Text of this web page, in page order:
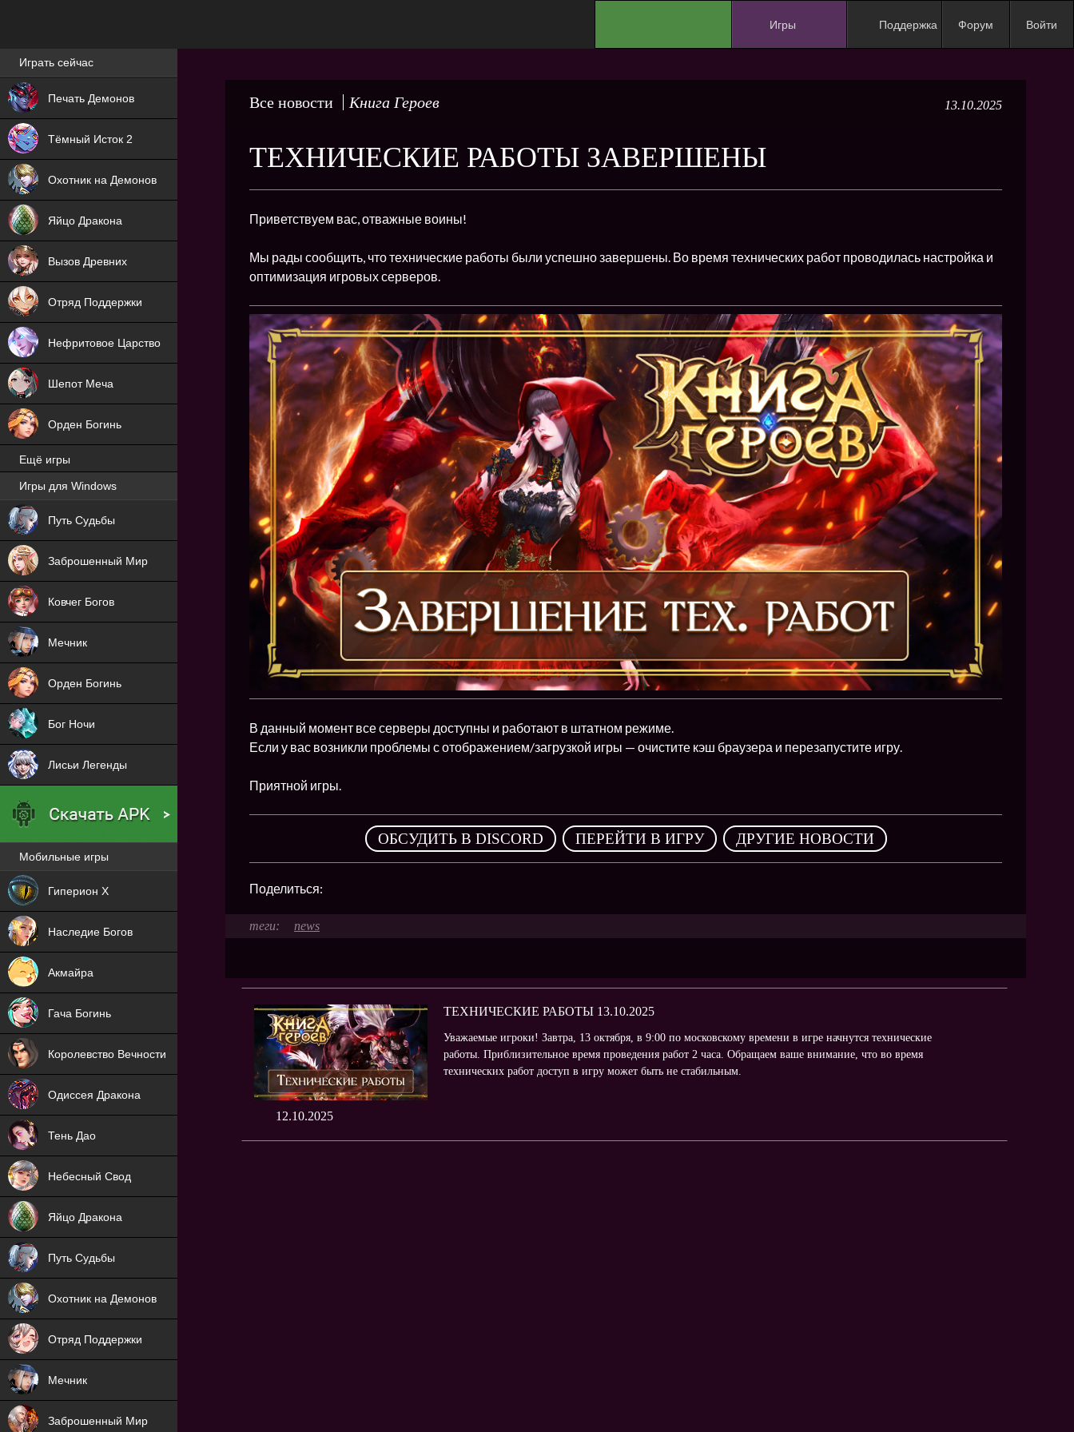
Игры
NEW
NEW
NEW
NEW
NEW
ХИТ
HIT
HIT
Поддержка Форум Войти
Все новости Книга Героев 13.10.2025
ТЕХНИЧЕСКИЕ РАБОТЫ ЗАВЕРШЕНЫ
Приветствуем вас, отважные воины!
Мы рады сообщить, что технические работы были успешно завершены. Во время технических работ проводилась настройка и
оптимизация игровых серверов.
В данный момент все серверы доступны и работают в штатном режиме.
Если у вас возникли проблемы с отображением/загрузкой игры — очистите кэш браузера и перезапустите игру.
Приятной игры.
ОБСУДИТЬ В DISCORD , ПЕРЕЙТИ В ИГРУ , ДРУГИЕ НОВОСТИ
Поделиться:
news
12.10.2025
ТЕХНИЧЕСКИЕ РАБОТЫ 13.10.2025
Уважаемые игроки! Завтра, 13 октября, в 9:00 по московскому времени в игре начнутся технические
работы. Приблизительное время проведения работ 2 часа. Обращаем ваше внимание, что во время
технических работ доступ в игру может быть не стабильным.
Лучшие игры онлайн
Играть сейчас
Печать Демонов
NEW
Тёмный Исток 2
NEW
Охотник на Демонов
ХИТ
Яйцо Дракона
NEW
Вызов Древних
ХИТ
Отряд Поддержки
ХИТ
Нефритовое Царство
Шепот Меча
Орден Богинь
Ещё игры
Игры для Windows
Путь Судьбы
Заброшенный Мир
NEW
Ковчег Богов
Мечник
Орден Богинь
Бог Ночи
Лисьи Легенды
Мобильные игры
Гиперион Х
Наследие Богов
NEW
Акмайра
NEW
Гача Богинь
NEW
Королевство Вечности
NEW
Одиссея Дракона
NEW
Тень Дао
NEW
Небесный Свод
NEW
Яйцо Дракона
NEW
Путь Судьбы
NEW
Охотник на Демонов
ХИТ
Отряд Поддержки
ХИТ
Мечник
Заброшенный Мир
NEW